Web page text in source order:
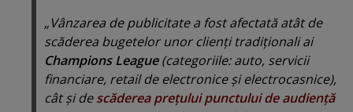
„Vânzarea de publicitate a fost afectată atât de
scăderea bugetelor unor clienţi tradiţionali ai
Champions League(categoriile: auto, servicii
financiare, retail de electronice şi electrocasnice),
cât şi descăderea preţului punctului de audienţă